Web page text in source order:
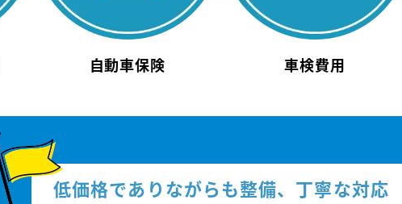
自動車保険 車検費用
低価格でありながらも整備、丁寧な対応